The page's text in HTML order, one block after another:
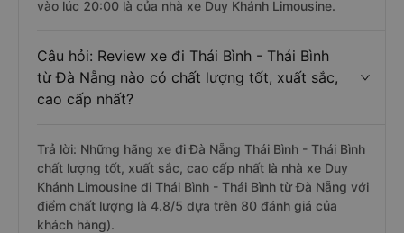
vào lúc 20:00 là của nhà xe Duy Khánh Limousine.
Câu hỏi: Review xe đi Thái Bình - Thái Bình
từ Đà Nẵng nào có chất lượng tốt, xuất sắc,
cao cấp nhất?
Trả lời: Những hãng xe đi Đà Nẵng Thái Bình - Thái Bình
chất lượng tốt, xuất sắc, cao cấp nhất là nhà xe Duy
Khánh Limousine đi Thái Bình - Thái Bình từ Đà Nẵng với
điểm chất lượng là 4.8/5 dựa trên 80 đánh giá của
khách hàng).